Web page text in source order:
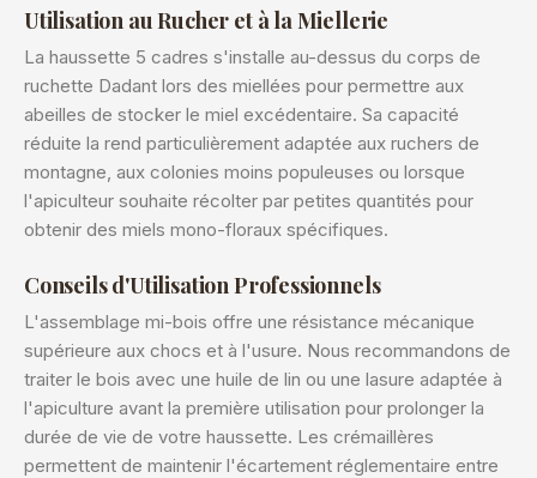
Utilisation au Rucher et à la Miellerie
La haussette 5 cadres s'installe au-dessus du corps de
ruchette Dadant lors des miellées pour permettre aux
abeilles de stocker le miel excédentaire. Sa capacité
réduite la rend particulièrement adaptée aux ruchers de
montagne, aux colonies moins populeuses ou lorsque
l'apiculteur souhaite récolter par petites quantités pour
obtenir des miels mono-floraux spécifiques.
Conseils d'Utilisation Professionnels
L'assemblage mi-bois offre une résistance mécanique
supérieure aux chocs et à l'usure. Nous recommandons de
traiter le bois avec une huile de lin ou une lasure adaptée à
l'apiculture avant la première utilisation pour prolonger la
durée de vie de votre haussette. Les crémaillères
permettent de maintenir l'écartement réglementaire entre